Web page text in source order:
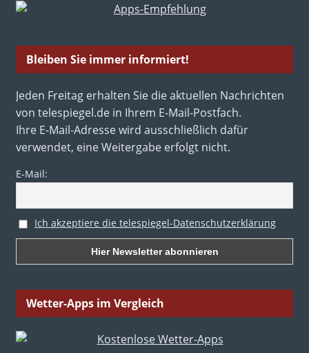
Bleiben Sie immer informiert!
Jeden Freitag erhalten Sie die aktuellen Nachrichten
von telespiegel.de in Ihrem E-Mail-Postfach.
Ihre E-Mail-Adresse wird ausschließlich dafür
verwendet, eine Weitergabe erfolgt nicht.
E-Mail:
Ich akzeptiere die telespiegel-Datenschutzerklärung
Wetter-Apps im Vergleich